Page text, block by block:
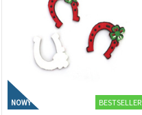
NOWY BESTSELLER